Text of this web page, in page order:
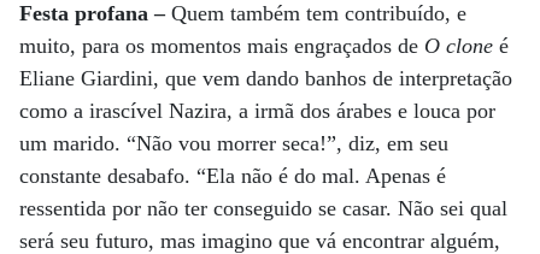
Festa profana –Quem também tem contribuído, e
muito, para os momentos mais engraçados de O clone é
Eliane Giardini, que vem dando banhos de interpretação
como a irascível Nazira, a irmã dos árabes e louca por
um marido. “Não vou morrer seca!”, diz, em seu
constante desabafo. “Ela não é do mal. Apenas é
ressentida por não ter conseguido se casar. Não sei qual
será seu futuro, mas imagino que vá encontrar alguém,